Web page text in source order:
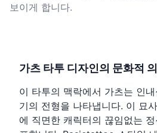
보이게 합니다.
가츠 타투 디자인의 문화적 의
이 타투의 맥락에서 가츠는 인
기의 전형을 나타냅니다. 이 묘
에 직면한 캐릭터의 끊임없는